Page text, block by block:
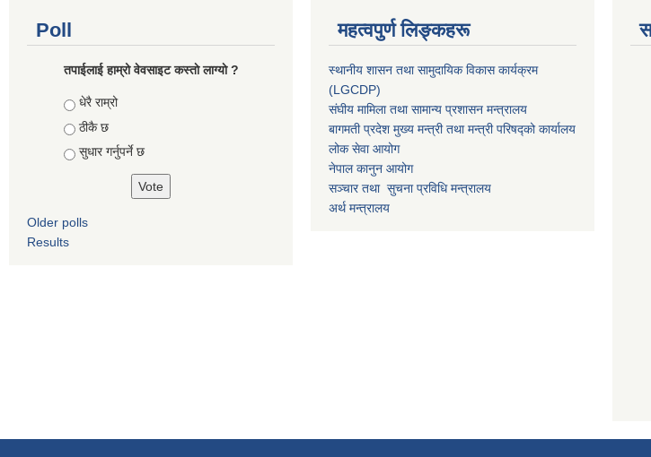
Poll
तपाईलाई हाम्रो वेवसाइट कस्ताे लाग्याे ?
Choices
धेरै राम्रो
ठीकै छ
सुधार गर्नुपर्ने छ
Older polls
Results
महत्वपुर्ण लिङ्कहरू
स्थानीय शासन तथा सामुदायिक विकास कार्यक्रम
(LGCDP)
संघीय मामिला तथा सामान्य प्रशासन मन्त्रालय
बागमती प्रदेश मुख्य मन्त्री तथा मन्त्री परिषद्को कार्यालय
लोक सेवा आयोग
नेपाल कानुन आयोग
सञ्चार तथा सुचना प्रविधि मन्त्रालय
अर्थ मन्त्रालय